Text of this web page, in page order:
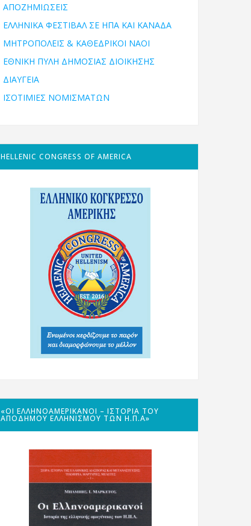
ΑΠΟΖΗΜΙΩΣΕΙΣ
ΕΛΛΗΝΙΚΆ ΦΕΣΤΙΒΆΛ ΣΕ ΗΠΑ ΚΑΙ ΚΑΝΑΔΑ
ΜΗΤΡΟΠΌΛΕΙΣ & ΚΑΘΕΔΡΙΚΟΊ ΝΑΟΊ
ΕΘΝΙΚΉ ΠΎΛΗ ΔΗΜΌΣΙΑΣ ΔΙΟΊΚΗΣΗΣ
ΔΙΑΥΓΕΙΑ
ΙΣΟΤΙΜΙΕΣ ΝΟΜΙΣΜΑΤΩΝ
HELLENIC CONGRESS OF AMERICA
«ΟΙ ΕΛΛΗΝΟΑΜΕΡΙΚΑΝΟΊ – ΙΣΤΟΡΊΑ ΤΟΥ
ΑΠΌΔΗΜΟΥ ΕΛΛΗΝΙΣΜΟΎ ΤΩΝ Η.Π.Α»